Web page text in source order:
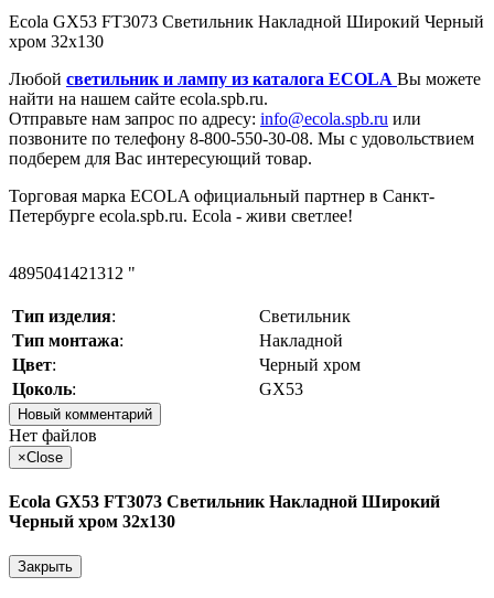
Ecola GX53 FT3073 Светильник Накладной Широкий Черный
хром 32x130
Любой светильник и лампу из каталога ECOLA Вы можете
найти на нашем сайте ecola.spb.ru.
Отправьте нам запрос по адресу: info@ecola.spb.ru или
позвоните по телефону 8-800-550-30-08. Мы с удовольствием
подберем для Вас интересующий товар.
Торговая марка ECOLA официальный партнер в Санкт-
Петербурге ecola.spb.ru. Ecola - живи светлее!
4895041421312 "
Тип изделия:
Светильник
Тип монтажа:
Накладной
Цвет:
Черный хром
Цоколь: GX53
Новый комментарий
Нет файлов
×Close
Ecola GX53 FT3073 Светильник Накладной Широкий
Черный хром 32x130
Закрыть